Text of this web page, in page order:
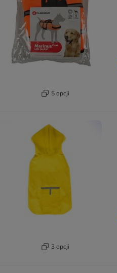
5 opcji
3 opcji